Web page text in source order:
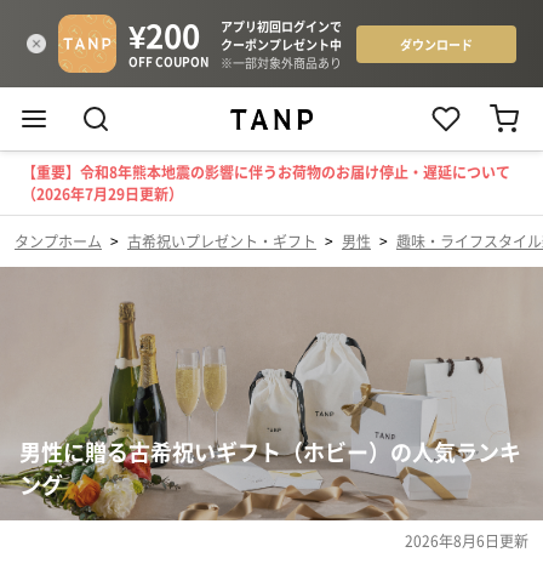
【重要】令和8年熊本地震の影響に伴うお荷物のお届け停止・遅延について
（2026年7月29日更新）
タンプホーム > 古希祝いプレゼント・ギフト > 男性 > 趣味・ライフスタイ
男性に贈る古希祝いギフト（ホビー）の人気ランキ
ング
2026年8月6日更新